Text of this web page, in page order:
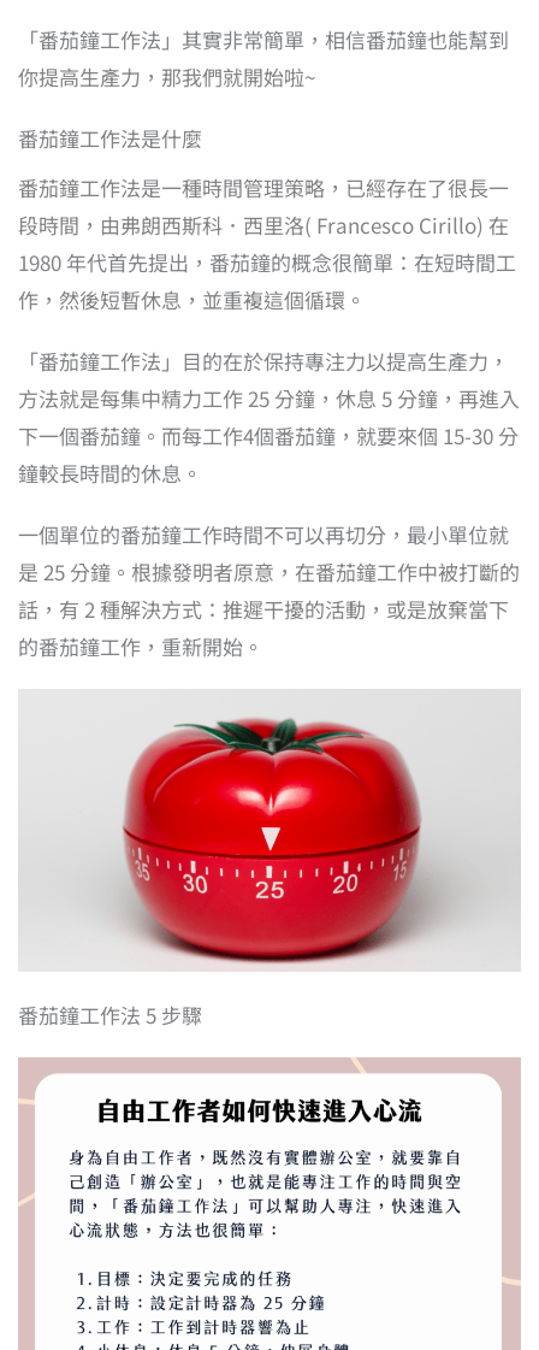
「番茄鐘工作法」其實非常簡單，相信番茄鐘也能幫到
你提高生產力，那我們就開始啦~
番茄鐘工作法是什麼
番茄鐘工作法是一種時間管理策略，已經存在了很長一
段時間，由弗朗西斯科．西里洛( Francesco Cirillo) 在
1980 年代首先提出，番茄鐘的概念很簡單：在短時間工
作，然後短暫休息，並重複這個循環。
「番茄鐘工作法」目的在於保持專注力以提高生產力，
方法就是每集中精力工作 25 分鐘，休息 5 分鐘，再進入
下一個番茄鐘。而每工作4個番茄鐘，就要來個 15-30 分
鐘較長時間的休息。
一個單位的番茄鐘工作時間不可以再切分，最小單位就
是 25 分鐘。根據發明者原意，在番茄鐘工作中被打斷的
話，有 2 種解決方式：推遲干擾的活動，或是放棄當下
的番茄鐘工作，重新開始。
番茄鐘工作法 5 步驟